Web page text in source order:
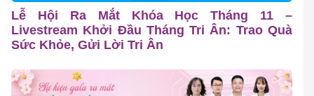
Lễ Hội Ra Mắt Khóa Học Tháng 11 –
Livestream Khởi Đầu Tháng Tri Ân: Trao Quà
Sức Khỏe, Gửi Lời Tri Ân